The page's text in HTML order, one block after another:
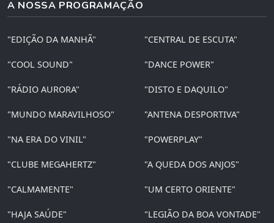
A NOSSA PROGRAMAÇÃO
"EDIÇÃO DA MANHÃ" "CENTRAL DE ESCUTA"
"COOL SOUND" "DANCE POWER"
"RÁDIO AURORA" "DISTO E DAQUILO"
"MUNDO MARAVILHOSO" "ANTENA DESPORTIVA"
"NA ERA DO VINIL" "POWERPLAY"
"CLUBE MEGAHERTZ" "A QUEDA DOS ANJOS"
"CALMAMENTE" "UM CERTO ORIENTE"
"HAJA SAÚDE" "LEGIÃO DA BOA VONTADE"